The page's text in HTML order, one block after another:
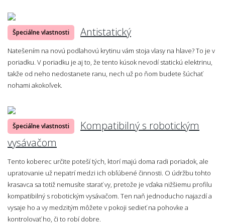
Špeciálne vlastnosti Antistatický
Natešením na novú podlahovú krytinu vám stoja vlasy na hlave? To je v
poriadku. V poriadku je aj to, že tento kúsok nevodí statickú elektrinu,
takže od neho nedostanete ranu, nech už po ňom budete šúchať
nohami akokoľvek.
Špeciálne vlastnosti
Kompatibilný s robotickým
vysávačom
Tento koberec určite poteší tých, ktorí majú doma radi poriadok, ale
upratovanie už nepatrí medzi ich obľúbené činnosti. O údržbu tohto
krasavca sa totiž nemusíte starať vy, pretože je vďaka nižšiemu profilu
kompatibilný s robotickým vysávačom. Ten naň jednoducho najazdí a
vysaje ho a vy medzitým môžete v pokoji sedieť na pohovke a
kontrolovať ho, či to robí dobre.